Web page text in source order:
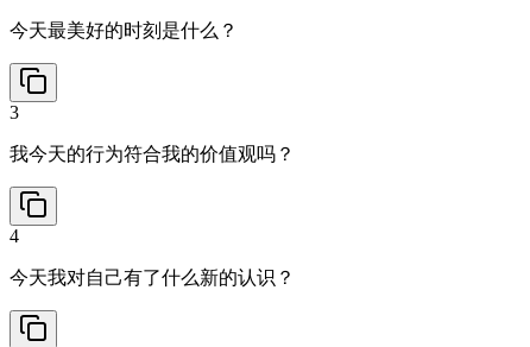
今天最美好的时刻是什么？
3
我今天的行为符合我的价值观吗？
4
今天我对自己有了什么新的认识？